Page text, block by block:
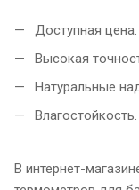
Доступная цена.
Высокая
Натуральные
Влагостойкость.
В интернет-